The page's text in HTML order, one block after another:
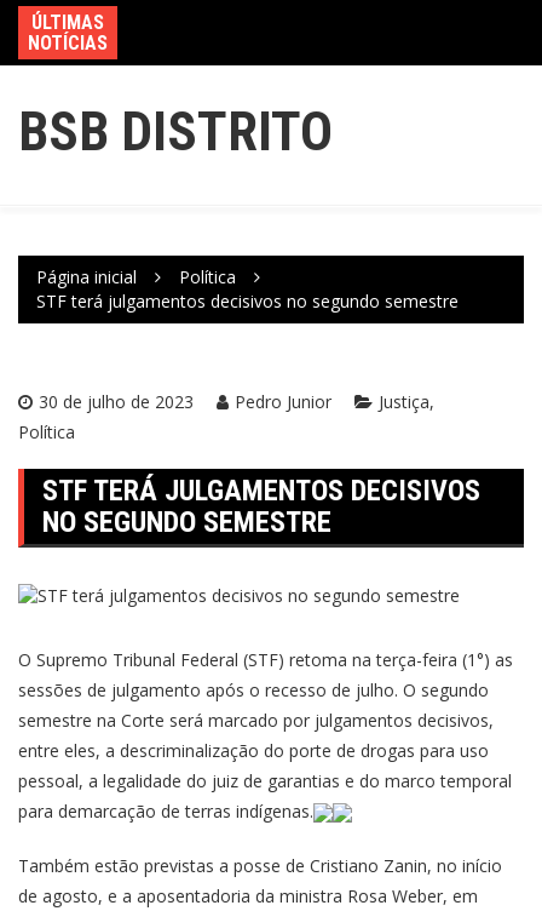
ÚLTIMAS
NOTÍCIAS
BSB DISTRITO
Página inicial
Política
STF terá julgamentos decisivos no segundo semestre
30 de julho de 2023 Pedro Junior
Justiça
Política
STF TERÁ JULGAMENTOS DECISIVOS
NO SEGUNDO SEMESTRE
O Supremo Tribunal Federal (STF) retoma na terça-feira (1°) as
sessões de julgamento após o recesso de julho. O segundo
semestre na Corte será marcado por julgamentos decisivos,
entre eles, a descriminalização do porte de drogas para uso
pessoal, a legalidade do juiz de garantias e do marco temporal
para demarcação de terras indígenas.
Também estão previstas a posse de Cristiano Zanin, no início
de agosto, e a aposentadoria da ministra Rosa Weber, em